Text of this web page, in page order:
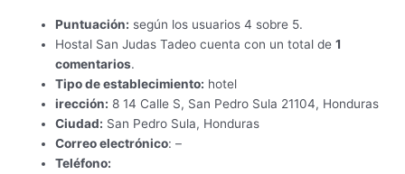
Puntuación: según los usuarios 4 sobre 5.
Hostal San Judas Tadeo cuenta con un total de1
comentarios.
Tipo de establecimiento: hotel
irección: 8 14 Calle S, San Pedro Sula 21104, Honduras
Ciudad: San Pedro Sula, Honduras
Correo electrónico: –
Teléfono: